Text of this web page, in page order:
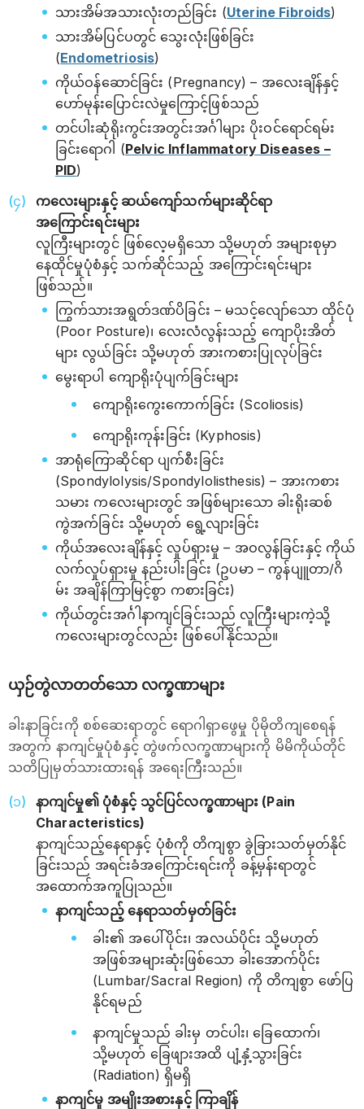
သားအိမ်အသားလုံးတည်ခြင်း (Uterine Fibroids)
သားအိမ်ပြင်ပတွင် သွေးလုံးဖြစ်ခြင်း
(Endometriosis)
ကိုယ်ဝန်ဆောင်ခြင်း (Pregnancy) – အလေးချိန်နှင့်
ဟော်မုန်းပြောင်းလဲမှုကြောင့်ဖြစ်သည်
တင်ပါးဆုံရိုးကွင်းအတွင်းအင်္ဂါများ ပိုးဝင်ရောင်ရမ်း
ခြင်းရောဂါ (Pelvic Inflammatory Diseases –
PID)
ကလေးများနှင့် ဆယ်ကျော်သက်များဆိုင်ရာ
အကြောင်းရင်းများ
လူကြီးများတွင် ဖြစ်လေ့မရှိသော သို့မဟုတ် အများစုမှာ
နေထိုင်မှုပုံစံနှင့် သက်ဆိုင်သည့် အကြောင်းရင်းများ
ဖြစ်သည်။
ကြွက်သားအရွတ်ဒဏ်ပိခြင်း – မသင့်လျော်သော ထိုင်ပုံ
(Poor Posture)၊ လေးလံလွန်းသည့် ကျောပိုးအိတ်
များ လွယ်ခြင်း သို့မဟုတ် အားကစားပြုလုပ်ခြင်း
မွေးရာပါ ကျောရိုးပုံပျက်ခြင်းများ
ကျောရိုးကွေးကောက်ခြင်း (Scoliosis)
ကျောရိုးကုန်းခြင်း (Kyphosis)
အာရုံကြောဆိုင်ရာ ပျက်စီးခြင်း
(Spondylolysis/Spondylolisthesis) – အားကစား
သမား ကလေးများတွင် အဖြစ်များသော ခါးရိုးဆစ်
ကွဲအက်ခြင်း သို့မဟုတ် ရွေ့လျားခြင်း
ကိုယ်အလေးချိန်နှင့် လှုပ်ရှားမှု – အဝလွန်ခြင်းနှင့် ကိုယ်
လက်လှုပ်ရှားမှု နည်းပါးခြင်း (ဥပမာ – ကွန်ပျူတာ/ဂိ
မ်း အချိန်ကြာမြင့်စွာ ကစားခြင်း)
ကိုယ်တွင်းအင်္ဂါနာကျင်ခြင်းသည် လူကြီးများကဲ့သို့
ကလေးများတွင်လည်း ဖြစ်ပေါ်နိုင်သည်။
ယှဉ်တွဲလာတတ်သော လက္ခဏာများ
ခါးနာခြင်းကို စစ်ဆေးရာတွင် ရောဂါရှာဖွေမှု ပိုမိုတိကျစေရန်
အတွက် နာကျင်မှုပုံစံနှင့် တွဲဖက်လက္ခဏာများကို မိမိကိုယ်တိုင်
သတိပြုမှတ်သားထားရန် အရေးကြီးသည်။
နာကျင်မှု၏ ပုံစံနှင့် သွင်ပြင်လက္ခဏာများ (Pain
Characteristics)
နာကျင်သည့်နေရာနှင့် ပုံစံကို တိကျစွာ ခွဲခြားသတ်မှတ်နိုင်
ခြင်းသည် အရင်းခံအကြောင်းရင်းကို ခန့်မှန်းရာတွင်
အထောက်အကူပြုသည်။
နာကျင်သည့် နေရာသတ်မှတ်ခြင်း
ခါး၏ အပေါ်ပိုင်း၊ အလယ်ပိုင်း သို့မဟုတ်
အဖြစ်အများဆုံးဖြစ်သော ခါးအောက်ပိုင်း
(Lumbar/Sacral Region) ကို တိကျစွာ ဖော်ပြ
နိုင်ရမည်
နာကျင်မှုသည် ခါးမှ တင်ပါး၊ ခြေထောက်၊
သို့မဟုတ် ခြေဖျားအထိ ပျံ့နှံ့သွားခြင်း
(Radiation) ရှိမရှိ
နာကျင်မှု အမျိုးအစားနှင့် ကြာချိန်